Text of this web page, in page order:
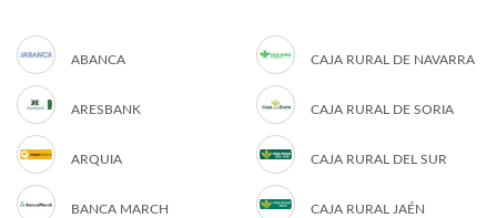
ABANCA
ARESBANK
ARQUIA
BANCA MARCH
CAJA RURAL DE NAVARRA
CAJA RURAL DE SORIA
CAJA RURAL DEL SUR
CAJA RURAL JAÉN